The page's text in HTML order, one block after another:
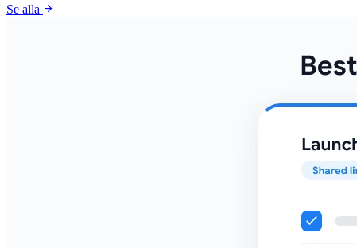
Se alla arrow_forward